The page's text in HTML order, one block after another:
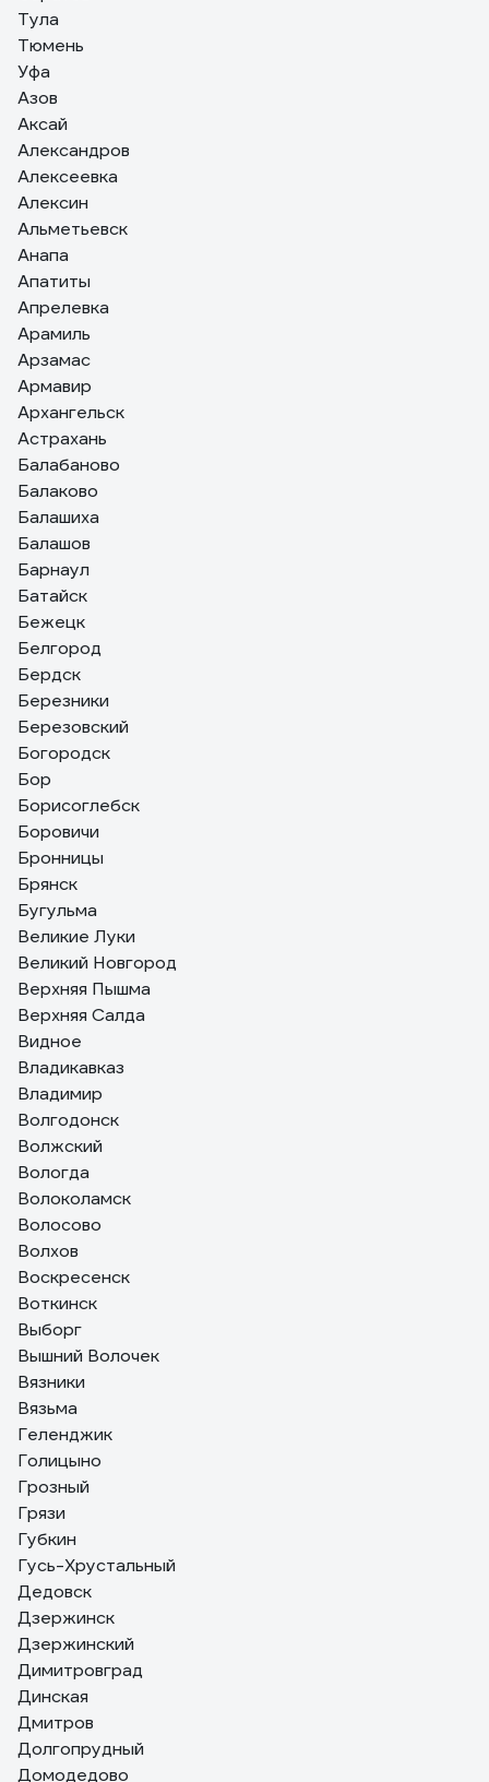
Тула
Тюмень
Уфа
Азов
Аксай
Александров
Алексеевка
Алексин
Альметьевск
Анапа
Апатиты
Апрелевка
Арамиль
Арзамас
Армавир
Архангельск
Астрахань
Балабаново
Балаково
Балашиха
Балашов
Барнаул
Батайск
Бежецк
Белгород
Бердск
Березники
Березовский
Богородск
Бор
Борисоглебск
Боровичи
Бронницы
Брянск
Бугульма
Великие Луки
Великий Новгород
Верхняя Пышма
Верхняя Салда
Видное
Владикавказ
Владимир
Волгодонск
Волжский
Вологда
Волоколамск
Волосово
Волхов
Воскресенск
Воткинск
Выборг
Вышний Волочек
Вязники
Вязьма
Геленджик
Голицыно
Грозный
Грязи
Губкин
Гусь-Хрустальный
Дедовск
Дзержинск
Дзержинский
Димитровград
Динская
Дмитров
Долгопрудный
Домодедово